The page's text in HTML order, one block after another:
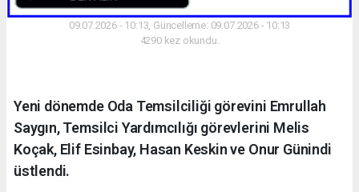
09.07.2026 - 10:13, Güncelleme: 09.07.2026 - 10:13
4290 kez okundu.
Yeni dönemde Oda Temsilciliği görevini Emrullah
Saygın, Temsilci Yardımcılığı görevlerini Melis
Koçak, Elif Esinbay, Hasan Keskin ve Onur Günindi
üstlendi.